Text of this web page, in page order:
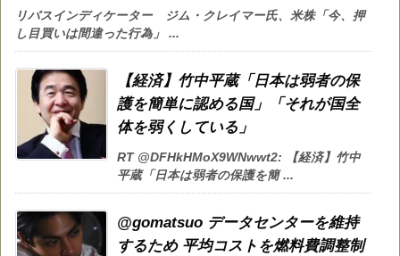
リバスインディケーター ジム・クレイマー氏、米株「今、押
し目買いは間違った行為」 ...
【経済】竹中平蔵「日本は弱者の保
護を簡単に認める国」「それが国全
体を弱くしている」
RT @DFHkHMoX9WNwwt2: 【経済】竹中
平蔵「日本は弱者の保護を簡 ...
@gomatsuo データセンターを維持
するため 平均コストを燃料費調整制